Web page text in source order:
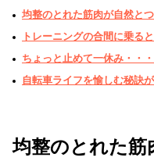
均整のとれた筋肉が自然と
トレーニングの合間に乗る
ちょっと止めて一休み・・
自転車ライフを愉しむ秘訣
均整のとれた筋